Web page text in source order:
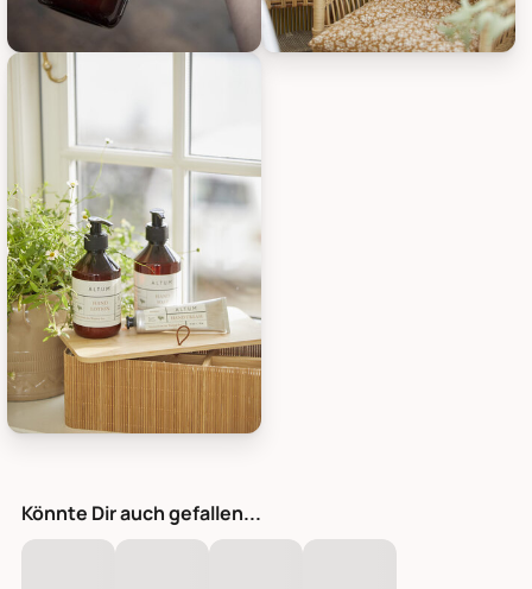
ALTUM Handlotion ALTUM, Bild 1
Könnte Dir auch gefallen...